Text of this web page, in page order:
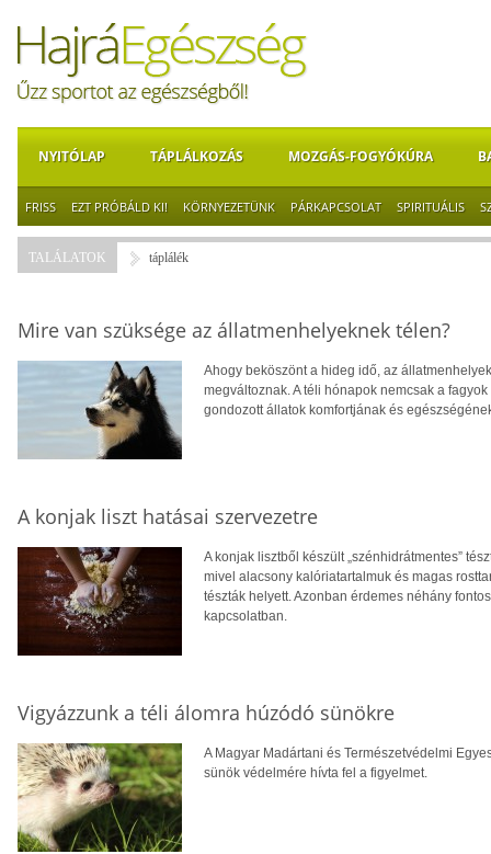
NYITÓLAP TÁPLÁLKOZÁS MOZGÁS-FOGYÓKÚRA
FRISS EZT PRÓBÁLD KI! KÖRNYEZETÜNK PÁRKAPCSOLAT SPIRITUÁLIS
TALÁLATOK táplálék
Mire van szüksége az állatmenhelyeknek télen?
Ahogy beköszönt a hideg idő, az
megváltoznak. A téli hónapok nemcsak a
gondozott állatok komfortjának és
A konjak liszt hatásai szervezetre
A konjak lisztből készült „szénhidrátmentes”
mivel alacsony kalóriatartalmuk és magas
tészták helyett. Azonban érdemes néhány
kapcsolatban.
Vigyázzunk a téli álomra húzódó sünökre
A Magyar Madártani és Természetvédelmi
sünök védelmére hívta fel a figyelmet.